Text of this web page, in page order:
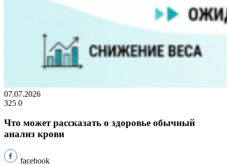
07.07.2026
325 0
Что может рассказать о здоровье обычный
анализ крови
facebook